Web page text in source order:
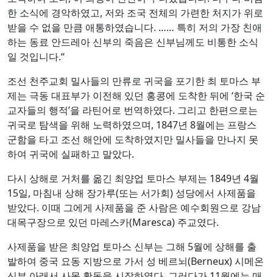
한 소식에 경악하였고, 저와 조국 전체의 가련한 처지가 위로
받을 수 없을 만큼 애통하였습니다. …… 특히 저의 가장 친애
하는 동료 안드레아 신부의 죽음은 신부님께도 비통한 소식
일 것입니다.“
조선 천주교회 밀사들의 만류로 귀국을 포기한 최 토마스 부
제는 극동 대표부가 이전해 있던 홍콩에 도착한 뒤에 ‘한국 순
교자들의 행적’을 라틴어로 번역하였다. 그리고 한편으로는
귀국로 탐색을 위해 노력하였으며, 1847년 8월에는 프랑스
군함을 타고 조선 해안에 도착하였지만 밀사들을 만나지 못
하여 귀국에 실패하고 말았다.
다시 상해로 거처를 옮긴 최양업 토마스 부제는 1849년 4월
15일, 마침내 상해 장가루(또는 서가회) 성당에서 사제품을
받았다. 이때 그에게 사제품을 준 사람은 예수회원으로 강남
대목구장으로 있던 마레스카(Maresca) 주교였다.
사제품을 받은 최양업 토마스 신부는 그해 5월에 상해를 출
발하여 중국 요동 지방으로 가서 성 베르뇌(Berneux) 시메온